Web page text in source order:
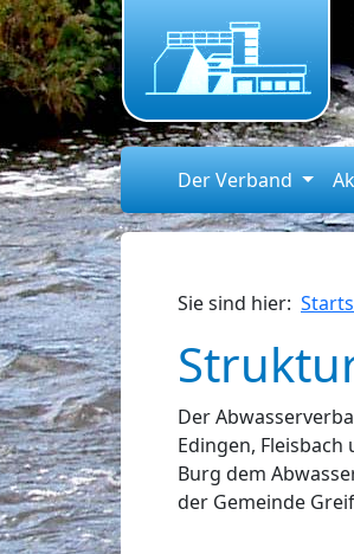
Der Verband
Sie sind hier:
Der
Edingen,
Burg dem
der Gemeinde